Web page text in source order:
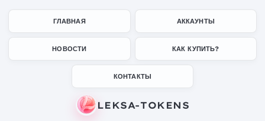
ГЛАВНАЯ АККАУНТЫ
НОВОСТИ КАК КУПИТЬ?
КОНТАКТЫ